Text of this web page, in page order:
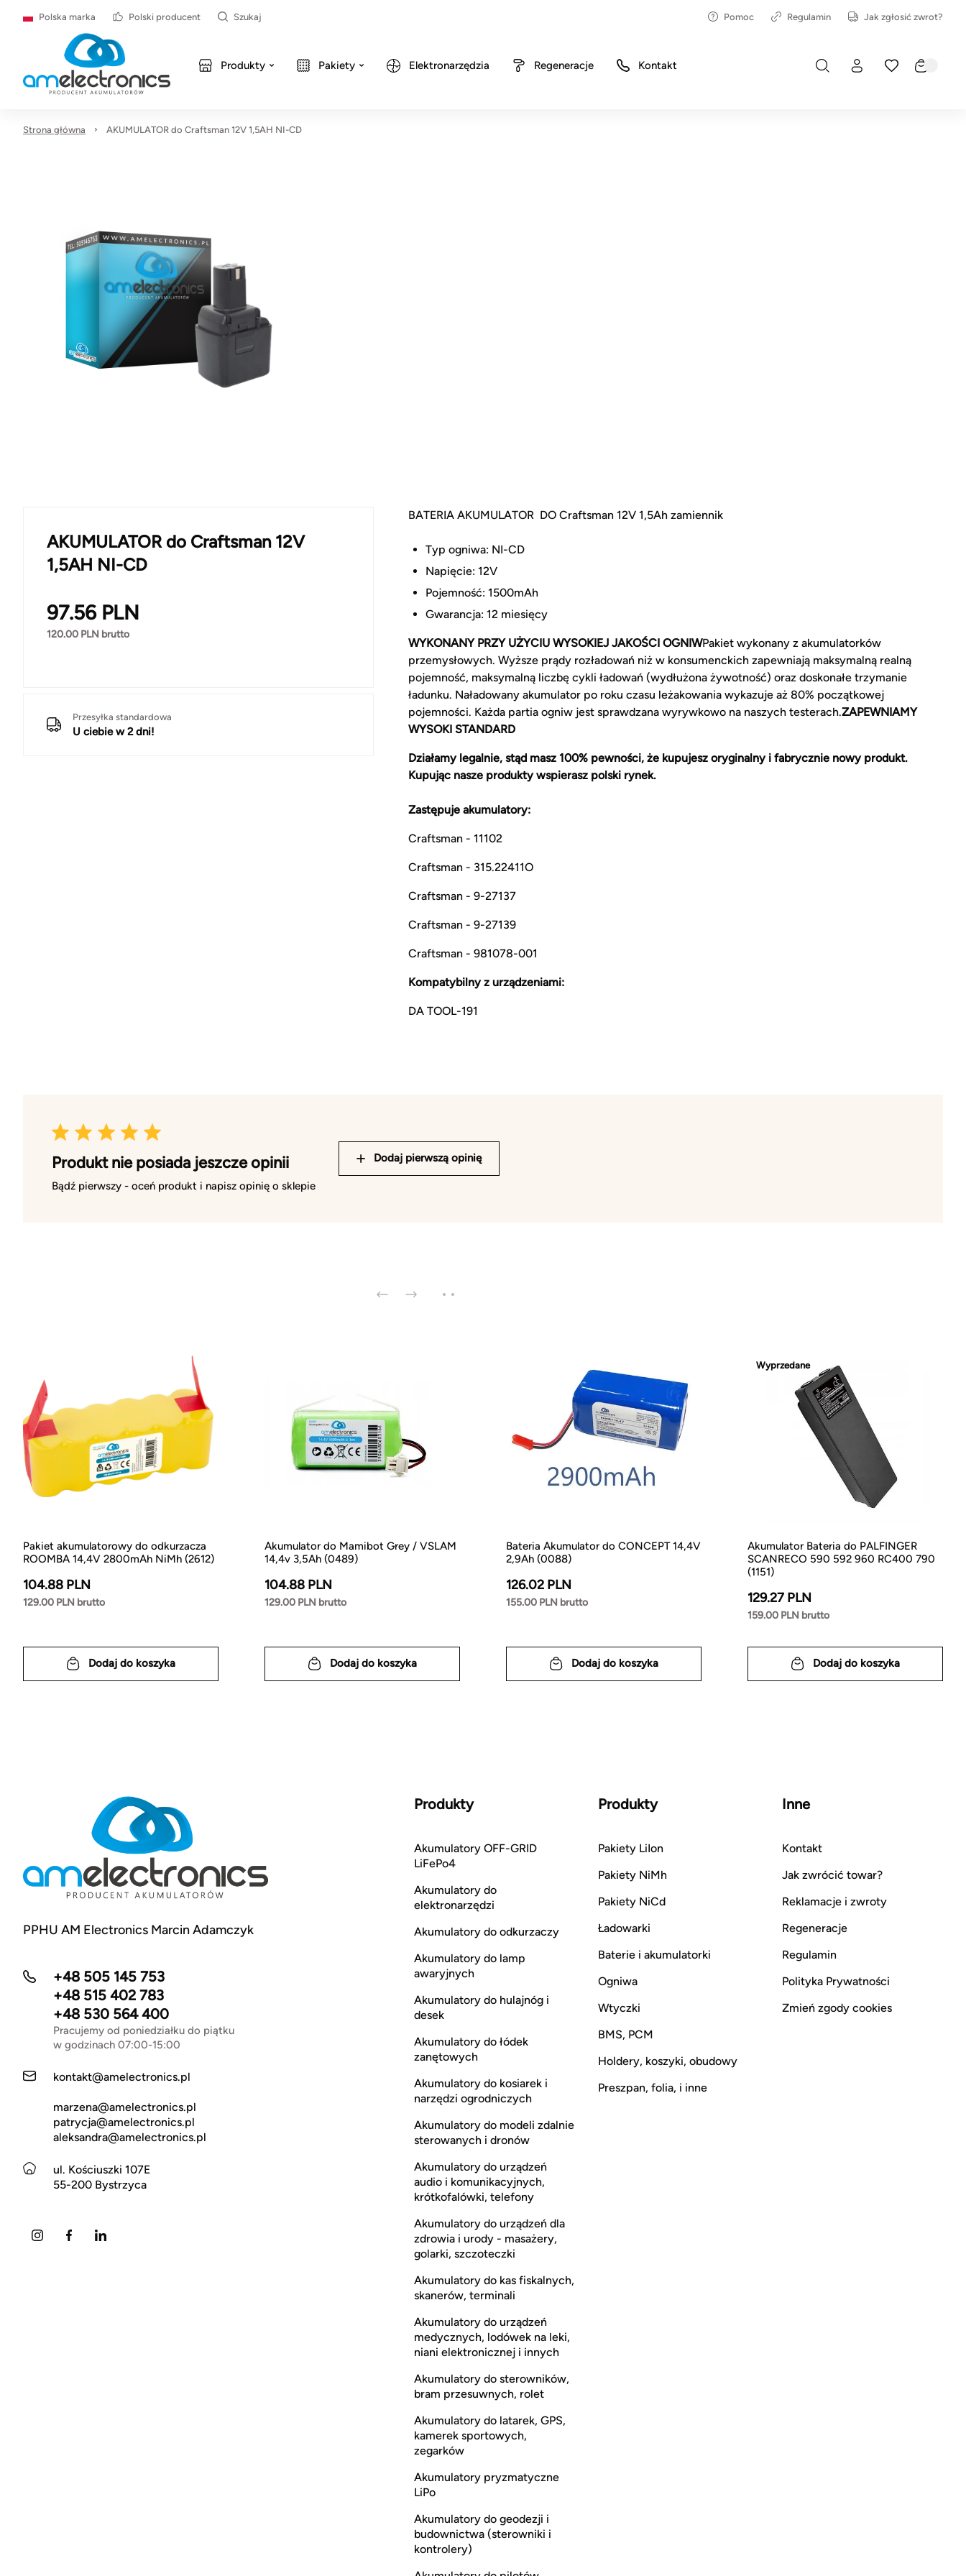
Polska marka Polski producent Szukaj Pomoc Regulamin Jak zgłosić zwrot?
Produkty Pakiety Elektronarzędzia Regeneracje Kontakt
Strona główna AKUMULATOR do Craftsman 12V 1,5AH NI-CD
AKUMULATOR do Craftsman 12V
1,5AH NI-CD
97.56PLN
120.00 PLN brutto
Przesyłka standardowa
U ciebie w 2 dni!
BATERIA AKUMULATOR DO Craftsman 12V 1,5Ah zamiennik
Typ ogniwa: NI-CD
Napięcie: 12V
Pojemność: 1500mAh
Gwarancja: 12 miesięcy
WYKONANY PRZY UŻYCIU WYSOKIEJ JAKOŚCI OGNIWPakiet wykonany z akumulatorków
przemysłowych. Wyższe prądy rozładowań niż w konsumenckich zapewniają maksymalną realną
pojemność, maksymalną liczbę cykli ładowań (wydłużona żywotność) oraz doskonałe trzymanie
ładunku. Naładowany akumulator po roku czasu leżakowania wykazuje aż 80% początkowej
pojemności. Każda partia ogniw jest sprawdzana wyrywkowo na naszych testerach.ZAPEWNIAMY
WYSOKI STANDARD
Działamy legalnie, stąd masz 100% pewności, że kupujesz oryginalny i fabrycznie nowy produkt.
Kupując nasze produkty wspierasz polski rynek.
Zastępuje akumulatory:
Craftsman - 11102
Craftsman - 315.22411O
Craftsman - 9-27137
Craftsman - 9-27139
Craftsman - 981078-001
Kompatybilny z urządzeniami:
DA TOOL-191
Produkt nie posiada jeszcze opinii
Bądź pierwszy - oceń produkt i napisz opinię o sklepie
Dodaj pierwszą opinię
Pakiet akumulatorowy do odkurzacza
ROOMBA 14,4V 2800mAh NiMh (2612)
104.88 PLN
129.00 PLN brutto
Dodaj do koszyka
Akumulator do Mamibot Grey / VSLAM
14,4v 3,5Ah (0489)
104.88 PLN
129.00 PLN brutto
Dodaj do koszyka
Bateria Akumulator do CONCEPT 14,4V
2,9Ah (0088)
126.02 PLN
155.00 PLN brutto
Dodaj do koszyka
Wyprzedane
Akumulator Bateria do PALFINGER
SCANRECO 590 592 960 RC400 790
(1151)
129.27 PLN
159.00 PLN brutto
Dodaj do koszyka
PPHU AM Electronics Marcin Adamczyk
+48 505 145 753
+48 515 402 783
+48 530 564 400
Pracujemy od poniedziałku do piątku
w godzinach 07:00-15:00
kontakt@amelectronics.pl
marzena@amelectronics.pl
patrycja@amelectronics.pl
aleksandra@amelectronics.pl
ul. Kościuszki 107E
55-200 Bystrzyca
Produkty
Akumulatory OFF-GRID
LiFePo4
Akumulatory do
elektronarzędzi
Akumulatory do odkurzaczy
Akumulatory do lamp
awaryjnych
Akumulatory do hulajnóg i
desek
Akumulatory do łódek
zanętowych
Akumulatory do kosiarek i
narzędzi ogrodniczych
Akumulatory do modeli zdalnie
sterowanych i dronów
Akumulatory do urządzeń
audio i komunikacyjnych,
krótkofalówki, telefony
Akumulatory do urządzeń dla
zdrowia i urody - masażery,
golarki, szczoteczki
Akumulatory do kas fiskalnych,
skanerów, terminali
Akumulatory do urządzeń
medycznych, lodówek na leki,
niani elektronicznej i innych
Akumulatory do sterowników,
bram przesuwnych, rolet
Akumulatory do latarek, GPS,
kamerek sportowych,
zegarków
Akumulatory pryzmatyczne
LiPo
Akumulatory do geodezji i
budownictwa (sterowniki i
kontrolery)
Produkty
Pakiety LiIon
Pakiety NiMh
Pakiety NiCd
Ładowarki
Baterie i akumulatorki
Ogniwa
Wtyczki
BMS, PCM
Holdery, koszyki, obudowy
Preszpan, folia, i inne
Inne
Kontakt
Jak zwrócić towar?
Reklamacje i zwroty
Regeneracje
Regulamin
Polityka Prywatności
Zmień zgody cookies